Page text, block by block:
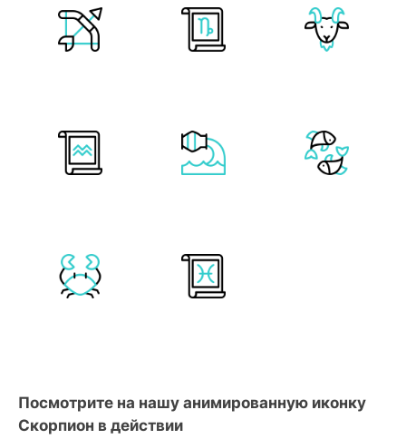
Посмотрите на нашу анимированную иконку
Скорпион в действии